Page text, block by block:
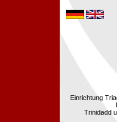
Einrichtung
Trinidadd